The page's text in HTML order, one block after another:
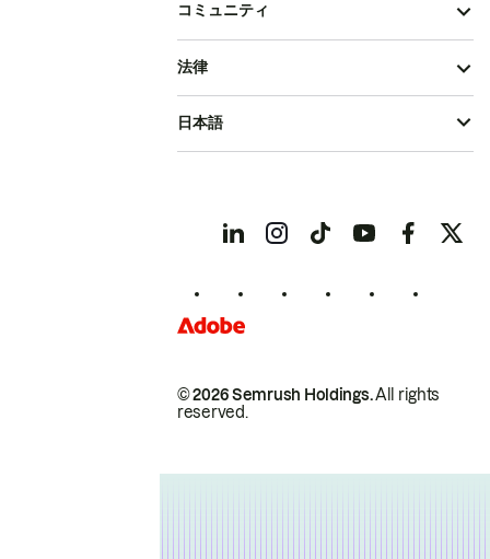
コミュニティ
© 2026 Semrush Holdings.All rights
reserved.
法律
日本語